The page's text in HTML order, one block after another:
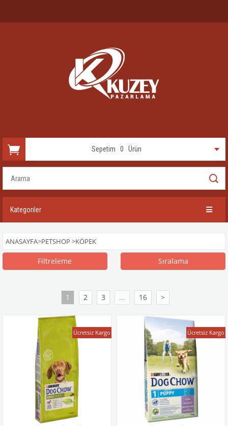
Sepetim 0 Ürün
Kategoriler
ANASAYFA>PETSHOP >KÖPEK
Filtreleme Sıralama
1 2 3 ... 16 >
Ücretsiz Kargo Ücretsiz Kargo